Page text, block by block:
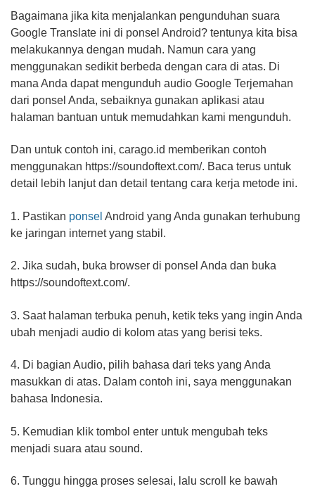
Bagaimana jika kita menjalankan pengunduhan suara
Google Translate ini di ponsel Android? tentunya kita bisa
melakukannya dengan mudah. Namun cara yang
menggunakan sedikit berbeda dengan cara di atas. Di
mana Anda dapat mengunduh audio Google Terjemahan
dari ponsel Anda, sebaiknya gunakan aplikasi atau
halaman bantuan untuk memudahkan kami mengunduh.
Dan untuk contoh ini, carago.id memberikan contoh
menggunakan https://soundoftext.com/. Baca terus untuk
detail lebih lanjut dan detail tentang cara kerja metode ini.
1. Pastikan ponsel Android yang Anda gunakan terhubung
ke jaringan internet yang stabil.
2. Jika sudah, buka browser di ponsel Anda dan buka
https://soundoftext.com/.
3. Saat halaman terbuka penuh, ketik teks yang ingin Anda
ubah menjadi audio di kolom atas yang berisi teks.
4. Di bagian Audio, pilih bahasa dari teks yang Anda
masukkan di atas. Dalam contoh ini, saya menggunakan
bahasa Indonesia.
5. Kemudian klik tombol enter untuk mengubah teks
menjadi suara atau sound.
6. Tunggu hingga proses selesai, lalu scroll ke bawah